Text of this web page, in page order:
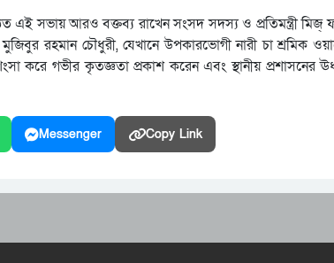
সভায় আরও বক্তব্য রাখেন সংসদ সদস্য ও প্রতিমন্ত্রী মিজ্
রহমান চৌধুরী, যেখানে উপকারভোগী নারী চা শ্রমিক
করে গভীর কৃতজ্ঞতা প্রকাশ করেন এবং স্থানীয় প্রশাসনের
Messenger Copy Link